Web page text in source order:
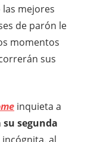
mejores
de parón le
momentos
sus
inquieta a
segunda